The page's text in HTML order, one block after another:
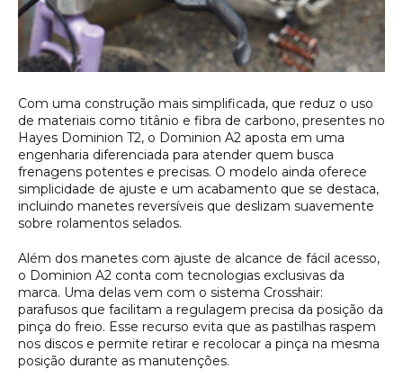
Com uma construção mais simplificada, que reduz o uso
de materiais como titânio e fibra de carbono, presentes no
Hayes Dominion T2, o Dominion A2 aposta em uma
engenharia diferenciada para atender quem busca
frenagens potentes e precisas. O modelo ainda oferece
simplicidade de ajuste e um acabamento que se destaca,
incluindo manetes reversíveis que deslizam suavemente
sobre rolamentos selados.
Além dos manetes com ajuste de alcance de fácil acesso,
o Dominion A2 conta com tecnologias exclusivas da
marca. Uma delas vem com o sistema Crosshair:
parafusos que facilitam a regulagem precisa da posição da
pinça do freio. Esse recurso evita que as pastilhas raspem
nos discos e permite retirar e recolocar a pinça na mesma
posição durante as manutenções.